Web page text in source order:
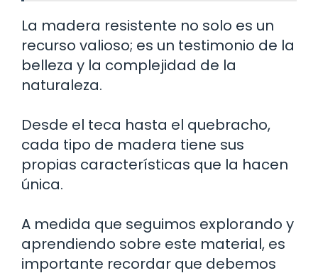
La madera resistente no solo es un
recurso valioso; es un testimonio de la
belleza y la complejidad de la
naturaleza.
Desde el teca hasta el quebracho,
cada tipo de madera tiene sus
propias características que la hacen
única.
A medida que seguimos explorando y
aprendiendo sobre este material, es
importante recordar que debemos